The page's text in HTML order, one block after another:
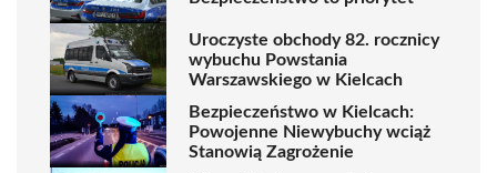
Uroczyste obchody 82. rocznicy
wybuchu Powstania
Warszawskiego w Kielcach
Bezpieczeństwo w Kielcach:
Powojenne Niewybuchy wciąż
Stanowią Zagrożenie